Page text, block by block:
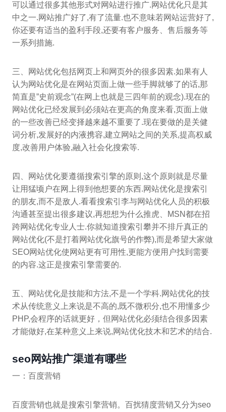
可以通过很多其他形式对网站进行推广.网站优化只是其
中之一.网站推广好了,有了流量.也不意味若网站运营好了,
你还要有适当的盈利手段,还要有客户服务、售后服务等
一系列措施.
三、网站优化包括网页上和网页外的很多因素.如果有人
认为网站优化是在网站页面上做一些手脚就够了的话,那
简直是”史前观念”(在网上也就是三四年前的观念).现在的
网站优化已经发展到必须站在更高的角度来看,页面上做
的一些改善已经变择越来越不重要了.现在要做的是关健
词分析,发展好的内液携容,建立网站之间的关系,提高权威
度,改善用户体验,融入社会化搜索等.
四、网站优化要遵循搜索引擎的原则,这个原则就是尽量
让用猛顷户在网上得到他想要的东西.网站优化是搜索引
的朋友,而不是敌人.看看搜索引李与网站优化人员的积极
沟通甚至提出很多建议,再想想为什么推虎、MSN都在招
跨网站优化专业人士.你就知道搜索引攀并不排斤真正的
网站优化(不是打着网站优化旗号的作弊),而是希望大家做
SEO网站优化使网站更有可用性,更能方便用户找到需要
的内容.这正是搜索引擎需要的.
五、网站优化是技能和方法,不是一个学科.网站优化的技
术从传统意义上来说是不高的,既不微积分,也不用懂多少
PHP,会程序的话就更好，但网站优化必须结合很多因素
才能做好,在某种意义上来说,网站优化技木和艺术的结合.
seo网站推广渠道有哪些
一：百度营销
百度营销也就是搜索引擎营销。百扰猜度营销又分为seo